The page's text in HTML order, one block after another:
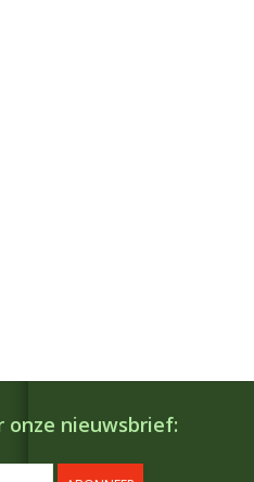
onze nieuwsbrief: